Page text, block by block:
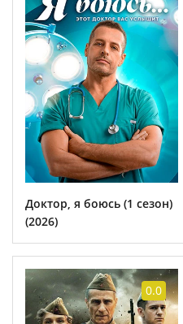
Доктор, я боюсь (1 сезон)
(2026)
0.0